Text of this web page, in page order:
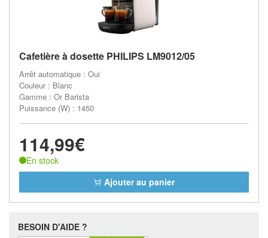
Cafetière à dosette PHILIPS LM9012/05
Arrêt automatique : Oui
Couleur : Blanc
Gamme : Or Barista
Puissance (W) : 1450
114,99€
En stock
Ajouter au panier
BESOIN D'AIDE ?